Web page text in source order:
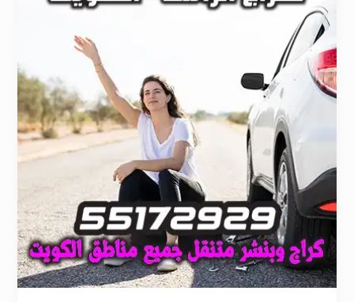
مبارك
الكبير
55172929